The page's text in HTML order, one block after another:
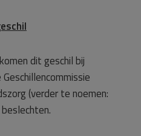
dit geschil bij
(verder te noemen: